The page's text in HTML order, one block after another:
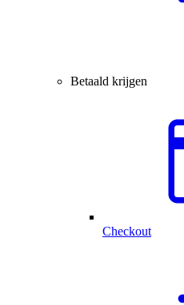
Betaald krijgen
Checkout